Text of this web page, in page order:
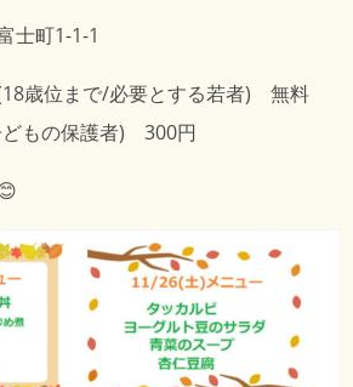
士町1-1-1
歳位まで/必要とする若者) 無料
保護者) 300円